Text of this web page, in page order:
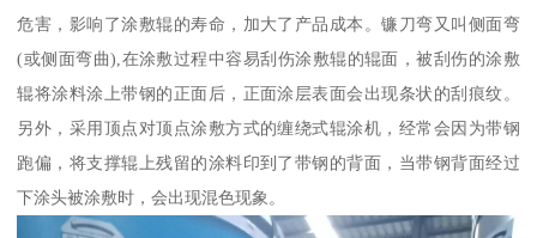
危害，影响了涂敷辊的寿命，加大了产品成本。镰刀弯又叫侧面弯
(或侧面弯曲),在涂敷过程中容易刮伤涂敷辊的辊面，被刮伤的涂敷
辊将涂料涂上带钢的正面后，正面涂层表面会出现条状的刮痕纹。
另外，采用顶点对顶点涂敷方式的缠绕式辊涂机，经常会因为带钢
跑偏，将支撑辊上残留的涂料印到了带钢的背面，当带钢背面经过
下涂头被涂敷时，会出现混色现象。